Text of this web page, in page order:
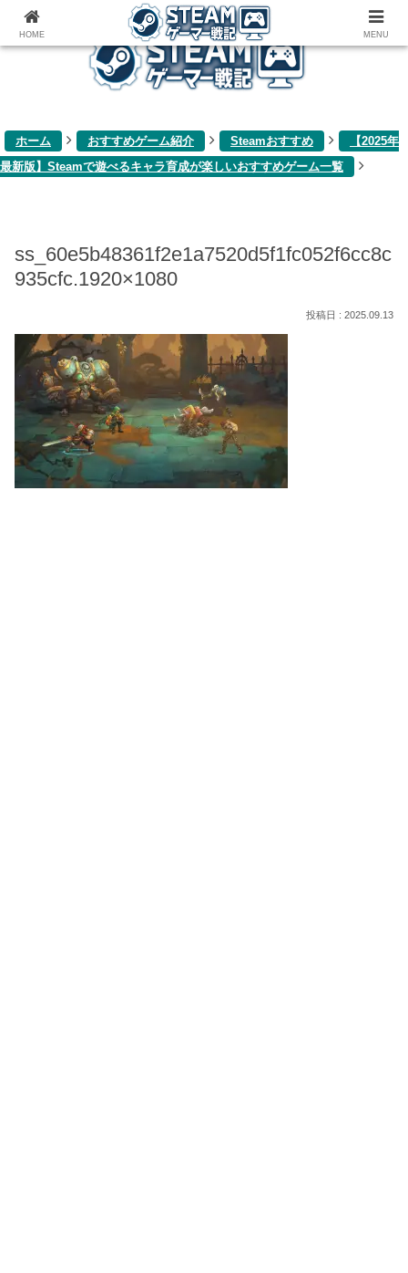
ゲーム関連雑記ブログ
ホーム おすすめゲーム紹介 Steamおすすめ
【2025年
最新版】Steamで遊べるキャラ育成が楽しいおすすめゲーム一覧
ss_60e5b48361f2e1a7520d5f1fc052f6cc8c
935cfc.1920×1080
2025.09.13
HOME MENU